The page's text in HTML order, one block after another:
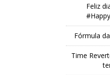
Feliz
Fórmula
Time